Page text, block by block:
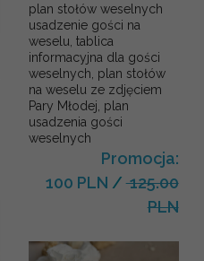
plan stołów weselnych
usadzenie gości na
weselu, tablica
informacyjna dla gości
weselnych, plan stołów
na weselu ze zdjęciem
Pary Młodej, plan
usadzenia gości
weselnych
Promocja:
100 PLN /125.00
PLN